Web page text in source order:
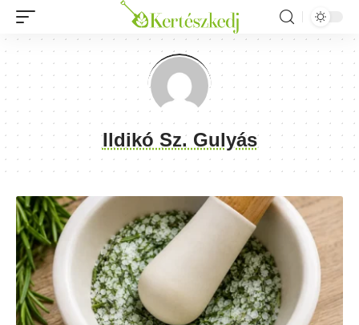
Ildikó Sz. Gulyás